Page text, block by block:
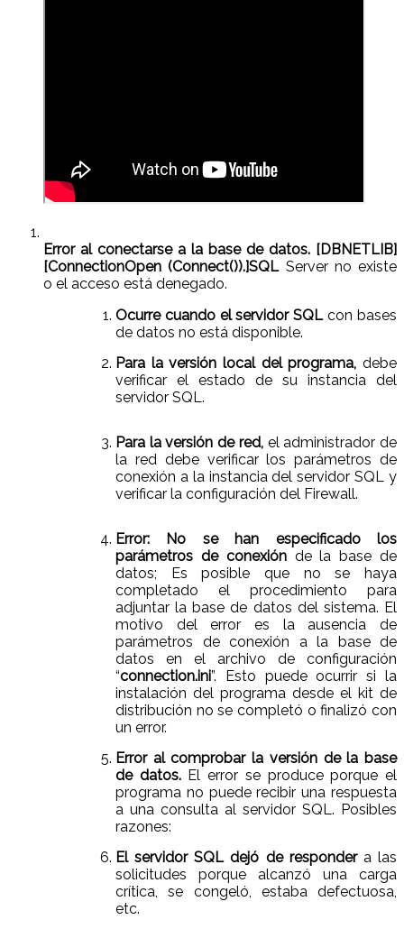
Error al conectarse a la base de datos. [DBNETLIB]
[ConnectionOpen (Connect()).]SQLServer no existe
o el acceso está denegado.
Ocurre cuando el servidor SQLcon bases
de datos no está disponible.
Para la versión local del programa, debe
verificar el estado de su instancia del
servidor SQL.
Para la versión de red,el administrador de
la red debe verificar los parámetros de
conexión a la instancia del servidor SQL y
verificar la configuración del Firewall.
Error: No se han especificado los
parámetros de conexiónde la base de
datos; Es posible que no se haya
completado el procedimiento para
adjuntar la base de datos del sistema. El
motivo del error es la ausencia de
parámetros de conexión a la base de
datos en el archivo de configuración
“connection.ini”. Esto puede ocurrir si la
instalación del programa desde el kit de
distribución no se completó o finalizó con
un error.
Error al comprobar la versión de la base
de datos.El error se produce porque el
programa no puede recibir una respuesta
a una consulta al servidor SQL. Posibles
razones:
El servidor SQL dejó de respondera las
solicitudes porque alcanzó una carga
crítica, se congeló, estaba defectuosa,
etc.